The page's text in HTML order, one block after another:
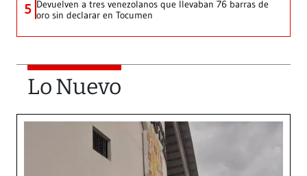
5 Devuelven a tres venezolanos que llevaban 76 barras de
oro sin declarar en Tocumen
Lo Nuevo